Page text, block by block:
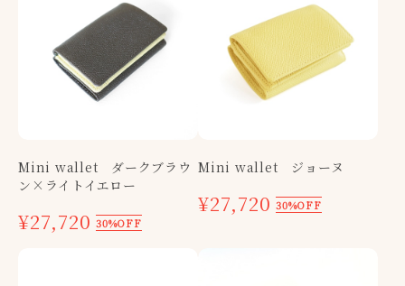
Mini wallet ダークブラウ
ン×ライトイエロー
¥27,720 30%OFF
Mini wallet ジョーヌ
¥27,720 30%OFF